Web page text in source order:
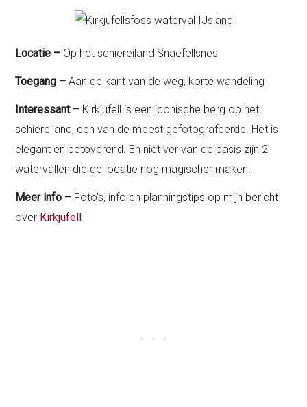
Locatie – Op het schiereiland Snaefellsnes
Toegang – Aan de kant van de weg, korte wandeling
Interessant – Kirkjufell is een iconische berg op het
schiereiland, een van de meest gefotografeerde. Het is
elegant en betoverend. En niet ver van de basis zijn 2
watervallen die de locatie nog magischer maken.
Meer info – Foto’s, info en planningstips op mijn bericht
over Kirkjufell